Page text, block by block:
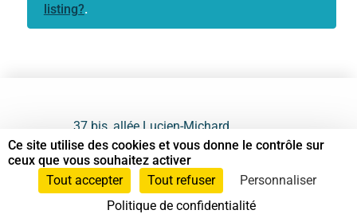
listing?.
37 bis, allée Lucien-Michard
93190 Livry-Gargan
06 61 87 28 09
Ce site utilise des cookies et vous donne le contrôle sur
ceux que vous souhaitez activer
Tout accepter
Tout refuser
Personnaliser
Politique de confidentialité